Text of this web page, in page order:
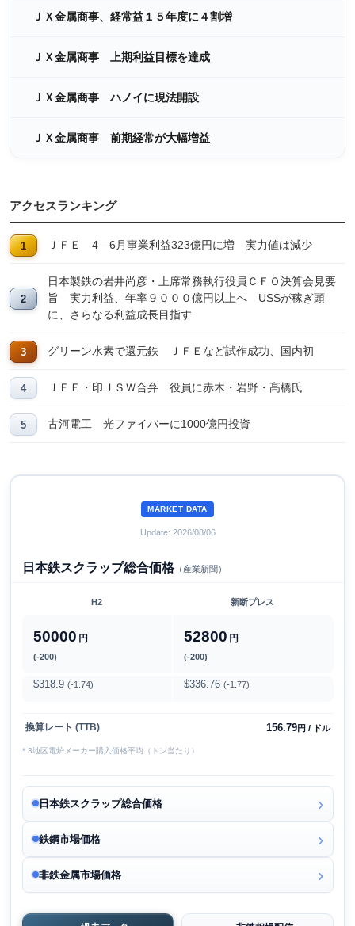
ＪＸ金属商事、経常益１５年度に４割増
ＪＸ金属商事 上期利益目標を達成
ＪＸ金属商事 ハノイに現法開設
ＪＸ金属商事 前期経常が大幅増益
アクセスランキング
ＪＦＥ 4―6月事業利益323億円に増 実力値は減少
日本製鉄の岩井尚彦・上席常務執行役員ＣＦＯ決算会見要
旨 実力利益、年率９０００億円以上へ USSが稼ぎ頭
に、さらなる利益成長目指す
グリーン水素で還元鉄 ＪＦＥなど試作成功、国内初
ＪＦＥ・印ＪＳＷ合弁 役員に赤木・岩野・髙橋氏
古河電工 光ファイバーに1000億円投資
MARKET DATA
Update: 2026/08/06
日本鉄スクラップ総合価格（産業新聞）
H2 新断プレス
50000 円
(-200)
52800 円
(-200)
$318.9 (-1.74) $336.76 (-1.77)
換算レート (TTB) 156.79円 / ドル
* 3地区電炉メーカー購入価格平均（トン当たり）
日本鉄スクラップ総合価格
鉄鋼市場価格
非鉄金属市場価格